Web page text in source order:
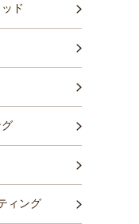
ド
ィング